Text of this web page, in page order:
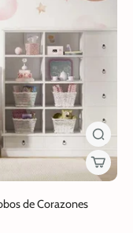
de Corazones